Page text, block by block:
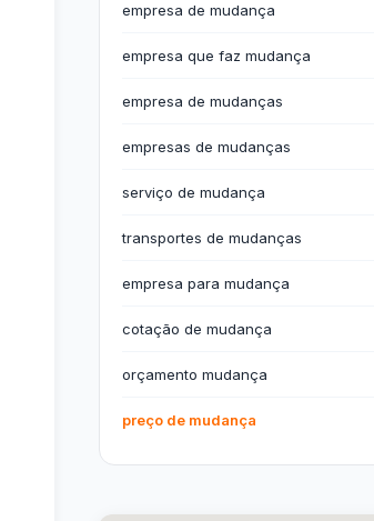
empresa de mudança
empresa que faz mudança
empresa de mudanças
empresas de mudanças
serviço de mudança
transportes de mudanças
empresa para mudança
cotação de mudança
orçamento mudança
preço de mudança